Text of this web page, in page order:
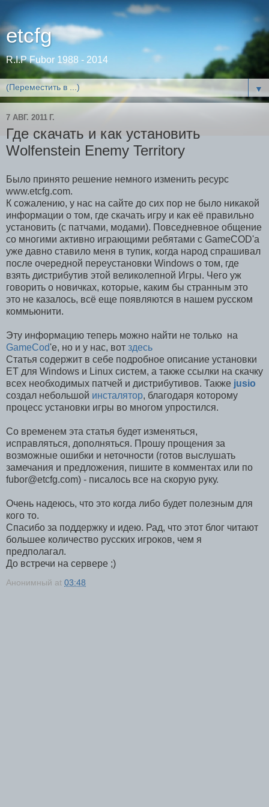
etcfg
R.I.P Fubor 1988 - 2014
▼
7 АВГ. 2011 Г.
Где скачать и как установить
Wolfenstein Enemy Territory
Было принято решение немного изменить ресурс
www.etcfg.com.
К сожалению, у нас на сайте до сих пор не было никакой
информации о том, где скачать игру и как её правильно
установить (с патчами, модами). Повседневное общение
со многими активно играющими ребятами с GameCOD'a
уже давно ставило меня в тупик, когда народ спрашивал
после очередной переустановки Windows о том, где
взять дистрибутив этой великолепной Игры. Чего уж
говорить о новичках, которые, каким бы странным это
это не казалось, всё еще появляются в нашем русском
коммьюнити.
Эту информацию теперь можно найти не только на
GameCod'e, но и у нас, вот здесь
Статья содержит в себе подробное описание установки
ЕТ для Windows и Linux систем, а также ссылки на скачку
всех необходимых патчей и дистрибутивов. Также jusio
создал небольшой инсталятор, благодаря которому
процесс установки игры во многом упростился.
Со временем эта статья будет изменяться,
исправляться, дополняться. Прошу прощения за
возможные ошибки и неточности (готов выслушать
замечания и предложения, пишите в комментах или по
fubor@etcfg.com) - писалось все на скорую руку.
Очень надеюсь, что это когда либо будет полезным для
кого то.
Спасибо за поддержку и идею. Рад, что этот блог читают
большее количество русских игроков, чем я
предполагал.
До встречи на сервере ;)
Анонимный at 03:48